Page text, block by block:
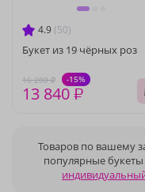
4.9 (50)
Букет из 19 чёрных роз
16 280 ₽ -15%
13 840 ₽
Товаров по вашему
популярные